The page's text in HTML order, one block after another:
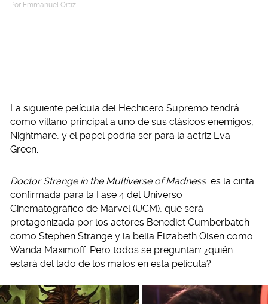
Por Emmanuel Ortiz
La siguiente película del Hechicero Supremo tendrá
como villano principal a uno de sus clásicos enemigos,
Nightmare, y el papel podría ser para la actriz Eva
Green.
Doctor Strange in the Multiverse of Madness es la cinta
confirmada para la Fase 4 del Universo
Cinematográfico de Marvel (UCM), que será
protagonizada por los actores Benedict Cumberbatch
como Stephen Strange y la bella Elizabeth Olsen como
Wanda Maximoff. Pero todos se preguntan: ¿quién
estará del lado de los malos en esta película?